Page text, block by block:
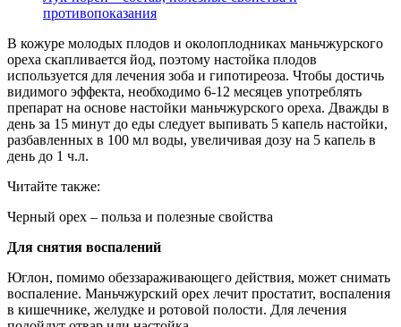
противопоказания
В кожуре молодых плодов и околоплодниках маньчжурского
ореха скапливается йод, поэтому настойка плодов
используется для лечения зоба и гипотиреоза. Чтобы достичь
видимого эффекта, необходимо 6-12 месяцев употреблять
препарат на основе настойки маньчжурского ореха. Дважды в
день за 15 минут до еды следует выпивать 5 капель настойки,
разбавленных в 100 мл воды, увеличивая дозу на 5 капель в
день до 1 ч.л.
Читайте также:
Черный орех – польза и полезные свойства
Для снятия воспалений
Юглон, помимо обеззараживающего действия, может снимать
воспаление. Маньчжурский орех лечит простатит, воспаления
в кишечнике, желудке и ротовой полости. Для лечения